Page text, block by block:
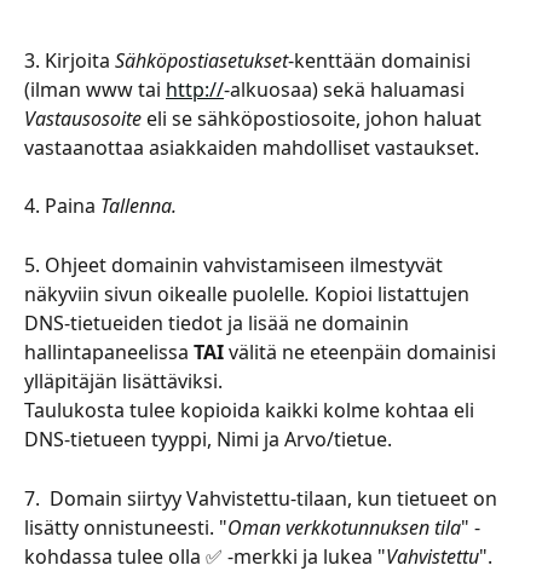
3. Kirjoita Sähköpostiasetukset-kenttään domainisi
(ilman www tai http://-alkuosaa) sekä haluamasi
Vastausosoite eli se sähköpostiosoite, johon haluat
vastaanottaa asiakkaiden mahdolliset vastaukset.
4. Paina Tallenna.
5. Ohjeet domainin vahvistamiseen ilmestyvät
näkyviin sivun oikealle puolelle. Kopioi listattujen
DNS-tietueiden tiedot ja lisää ne domainin
hallintapaneelissa TAI välitä ne eteenpäin domainisi
ylläpitäjän lisättäviksi.
Taulukosta tulee kopioida kaikki kolme kohtaa eli
DNS-tietueen tyyppi, Nimi ja Arvo/tietue.
7.  Domain siirtyy Vahvistettu-tilaan, kun tietueet on
lisätty onnistuneesti. "Oman verkkotunnuksen tila" -
kohdassa tulee olla ✅ -merkki ja lukea "Vahvistettu".